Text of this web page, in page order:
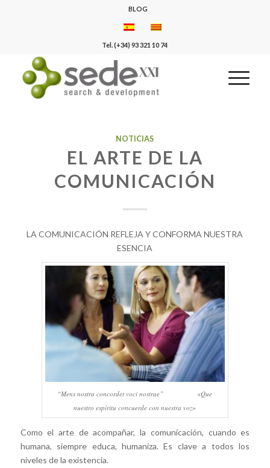
BLOG
Tel. (+34) 93 321 10 74
NOTICIAS
EL ARTE DE LA
COMUNICACIÓN
LA COMUNICACIÓN REFLEJA Y CONFORMA NUESTRA
ESENCIA
“Mens nostra concordet voci nostrae” «Que
nuestro espíritu concuerde con nuestra voz»
Como el arte de acompañar, la comunicación, cuando es
humana, siempre educa, humaniza. Es clave a todos los
niveles de la existencia.